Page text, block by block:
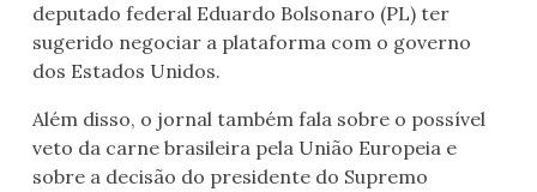
deputado federal Eduardo Bolsonaro (PL) ter
sugerido negociar a plataforma com o governo
dos Estados Unidos.
Além disso, o jornal também fala sobre o possível
veto da carne brasileira pela União Europeia e
sobre a decisão do presidente do Supremo